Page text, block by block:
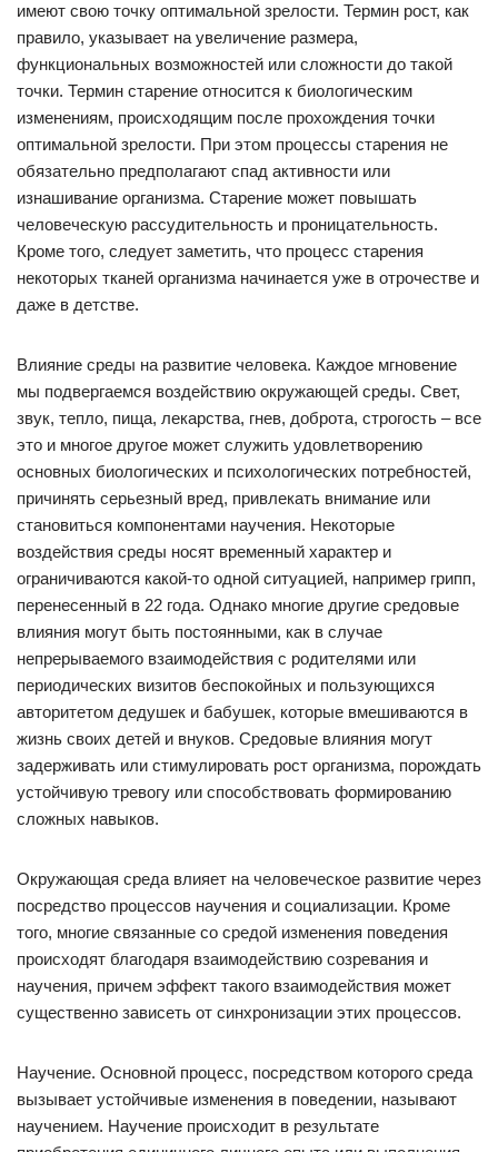
имеют свою точку оптимальной зрелости. Термин рост, как
правило, указывает на увеличение размера,
функциональных возможностей или сложности до такой
точки. Термин старение относится к биологическим
изменениям, происходящим после прохождения точки
оптимальной зрелости. При этом процессы старения не
обязательно предполагают спад активности или
изнашивание организма. Старение может повышать
человеческую рассудительность и проницательность.
Кроме того, следует заметить, что процесс старения
некоторых тканей организма начинается уже в отрочестве и
даже в детстве.
Влияние среды на развитие человека. Каждое мгновение
мы подвергаемся воздействию окружающей среды. Свет,
звук, тепло, пища, лекарства, гнев, доброта, строгость – все
это и многое другое может служить удовлетворению
основных биологических и психологических потребностей,
причинять серьезный вред, привлекать внимание или
становиться компонентами научения. Некоторые
воздействия среды носят временный характер и
ограничиваются какой-то одной ситуацией, например грипп,
перенесенный в 22 года. Однако многие другие средовые
влияния могут быть постоянными, как в случае
непрерываемого взаимодействия с родителями или
периодических визитов беспокойных и пользующихся
авторитетом дедушек и бабушек, которые вмешиваются в
жизнь своих детей и внуков. Средовые влияния могут
задерживать или стимулировать рост организма, порождать
устойчивую тревогу или способствовать формированию
сложных навыков.
Окружающая среда влияет на человеческое развитие через
посредство процессов научения и социализации. Кроме
того, многие связанные со средой изменения поведения
происходят благодаря взаимодействию созревания и
научения, причем эффект такого взаимодействия может
существенно зависеть от синхронизации этих процессов.
Научение. Основной процесс, посредством которого среда
вызывает устойчивые изменения в поведении, называют
научением. Научение происходит в результате